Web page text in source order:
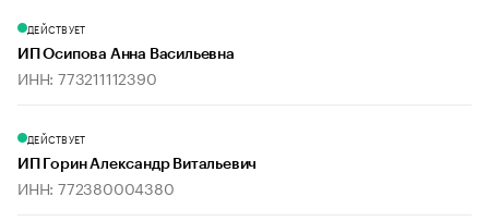
ДЕЙСТВУЕТ
ИП Осипова Анна Васильевна
ИНН: 773211112390
ДЕЙСТВУЕТ
ИП Горин Александр Витальевич
ИНН: 772380004380